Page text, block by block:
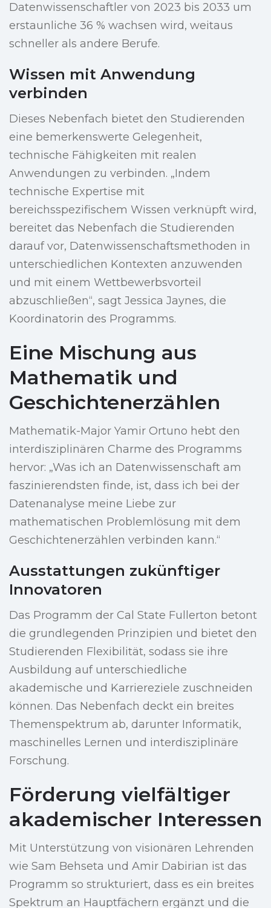
Datenwissenschaftler von 2023 bis 2033 um
erstaunliche 36 % wachsen wird, weitaus
schneller als andere Berufe.
Wissen mit Anwendung
verbinden
Dieses Nebenfach bietet den Studierenden
eine bemerkenswerte Gelegenheit,
technische Fähigkeiten mit realen
Anwendungen zu verbinden. „Indem
technische Expertise mit
bereichsspezifischem Wissen verknüpft wird,
bereitet das Nebenfach die Studierenden
darauf vor, Datenwissenschaftsmethoden in
unterschiedlichen Kontexten anzuwenden
und mit einem Wettbewerbsvorteil
abzuschließen“, sagt Jessica Jaynes, die
Koordinatorin des Programms.
Eine Mischung aus
Mathematik und
Geschichtenerzählen
Mathematik-Major Yamir Ortuno hebt den
interdisziplinären Charme des Programms
hervor: „Was ich an Datenwissenschaft am
faszinierendsten finde, ist, dass ich bei der
Datenanalyse meine Liebe zur
mathematischen Problemlösung mit dem
Geschichtenerzählen verbinden kann.“
Ausstattungen zukünftiger
Innovatoren
Das Programm der Cal State Fullerton betont
die grundlegenden Prinzipien und bietet den
Studierenden Flexibilität, sodass sie ihre
Ausbildung auf unterschiedliche
akademische und Karriereziele zuschneiden
können. Das Nebenfach deckt ein breites
Themenspektrum ab, darunter Informatik,
maschinelles Lernen und interdisziplinäre
Forschung.
Förderung vielfältiger
akademischer Interessen
Mit Unterstützung von visionären Lehrenden
wie Sam Behseta und Amir Dabirian ist das
Programm so strukturiert, dass es ein breites
Spektrum an Hauptfächern ergänzt und die